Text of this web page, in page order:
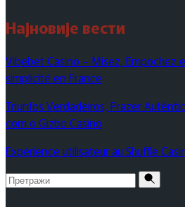
Најновије вести
Vibebet Casino – Misez,
simplicité en France
Triunfos Verdadeiros, Prazer
com o Gizbo Casino
Expérience utilisateur au Shuffle
Pretraži